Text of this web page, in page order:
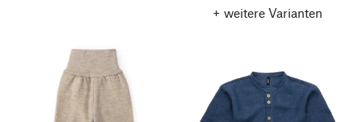
+ weitere Varianten